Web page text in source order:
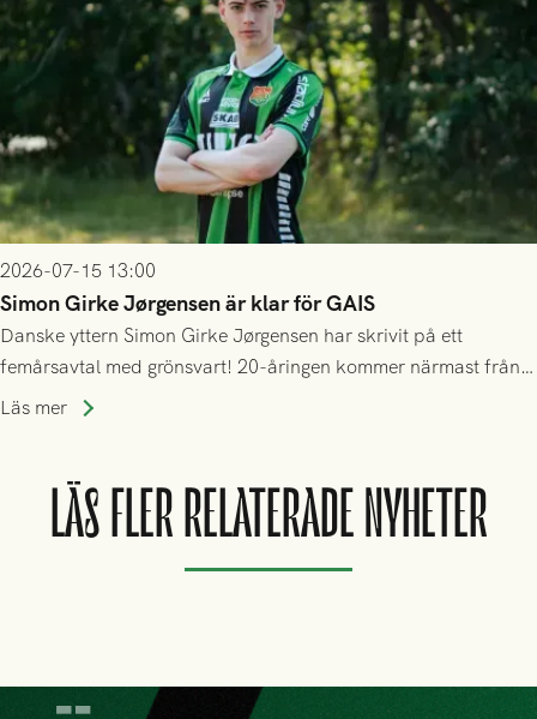
2026-07-15 13:00
Simon Girke Jørgensen är klar för GAIS
Danske yttern Simon Girke Jørgensen har skrivit på ett
femårsavtal med grönsvart! 20-åringen kommer närmast från
spel i färöiska Skála IF.
Läs mer
LÄS FLER RELATERADE NYHETER